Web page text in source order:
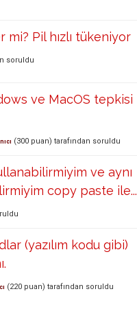
Pil hızlı tükeniyor
soruldu
ve MacOS tepkisi
(300 puan) tarafından soruldu
ve aynı
copy paste ile...
(yazılım kodu gibi)
(220 puan) tarafından soruldu